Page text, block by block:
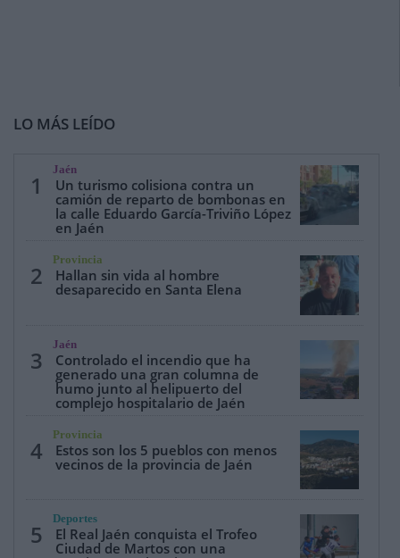
LO MÁS LEÍDO
1
Jaén
Un turismo colisiona contra un
camión de reparto de bombonas en
la calle Eduardo García-Triviño López
en Jaén
2
Provincia
Hallan sin vida al hombre
desaparecido en Santa Elena
3
Jaén
Controlado el incendio que ha
generado una gran columna de
humo junto al helipuerto del
complejo hospitalario de Jaén
4
Provincia
Estos son los 5 pueblos con menos
vecinos de la provincia de Jaén
5
Deportes
El Real Jaén conquista el Trofeo
Ciudad de Martos con una